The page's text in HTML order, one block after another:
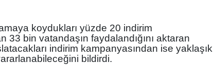
koydukları yüzde 20 indirim
33 bin vatandaşın faydalandığını aktaran
indirim kampanyasından ise yaklaşık
bildirdi.